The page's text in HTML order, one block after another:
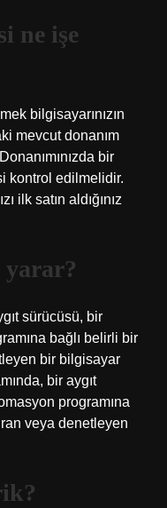
ne işe
bilgisayarınızın
mevcut donanım
bir
kontrol edilmelidir.
ilk satın aldığınız
yarar?
sürücüsü, bir
bağlı belirli bir
bir bilgisayar
bir aygıt
programına
veya denetleyen